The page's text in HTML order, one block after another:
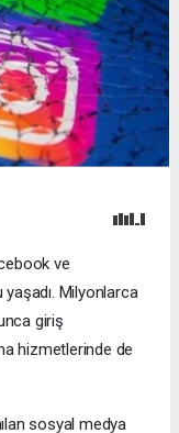
ve
Milyonlarca
giriş
hizmetlerinde de
sosyal medya